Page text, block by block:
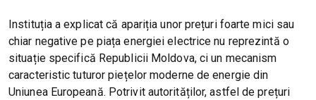
Instituția a explicat că apariția unor prețuri foarte mici sau
chiar negative pe piața energiei electrice nu reprezintă o
situație specifică Republicii Moldova, ci un mecanism
caracteristic tuturor piețelor moderne de energie din
Uniunea Europeană. Potrivit autorităților, astfel de prețuri